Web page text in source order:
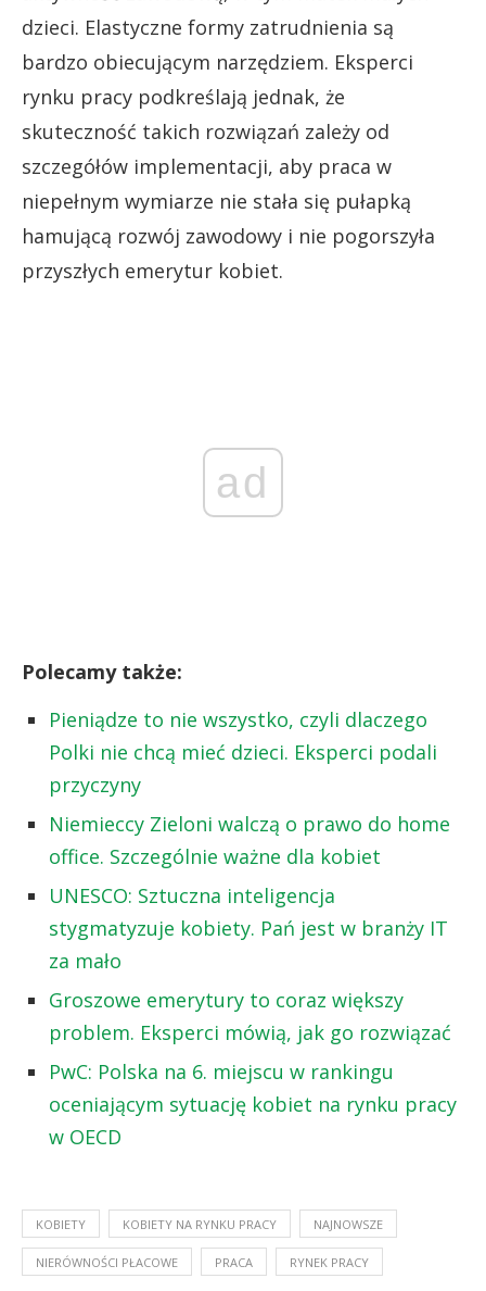
dzieci. Elastyczne formy zatrudnienia są
bardzo obiecującym narzędziem. Eksperci
rynku pracy podkreślają jednak, że
skuteczność takich rozwiązań zależy od
szczegółów implementacji, aby praca w
niepełnym wymiarze nie stała się pułapką
hamującą rozwój zawodowy i nie pogorszyła
przyszłych emerytur kobiet.
ad
Polecamy także:
Pieniądze to nie wszystko, czyli dlaczego
Polki nie chcą mieć dzieci. Eksperci podali
przyczyny
Niemieccy Zieloni walczą o prawo do home
office. Szczególnie ważne dla kobiet
UNESCO: Sztuczna inteligencja
stygmatyzuje kobiety. Pań jest w branży IT
za mało
Groszowe emerytury to coraz większy
problem. Eksperci mówią, jak go rozwiązać
PwC: Polska na 6. miejscu w rankingu
oceniającym sytuację kobiet na rynku pracy
w OECD
KOBIETY KOBIETY NA RYNKU PRACY NAJNOWSZE
NIERÓWNOŚCI PŁACOWE PRACA RYNEK PRACY